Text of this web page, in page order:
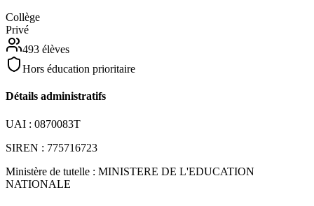
Collège
Privé
493 élèves
Hors éducation prioritaire
Détails administratifs
UAI : 0870083T
SIREN : 775716723
Ministère de tutelle : MINISTERE DE L'EDUCATION
NATIONALE